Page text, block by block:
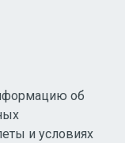
об
и условиях